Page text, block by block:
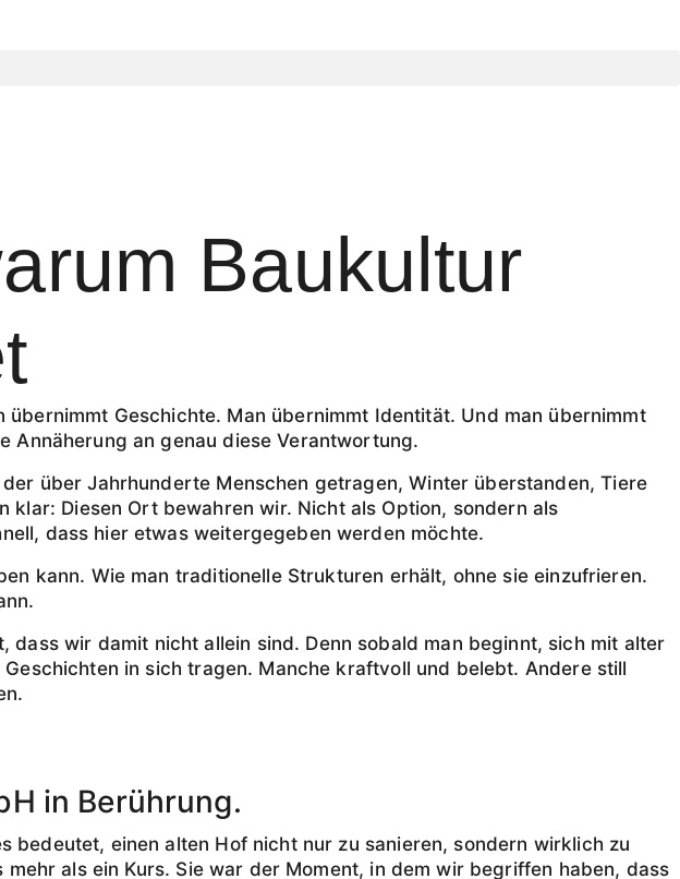
Baukultur
Geschichte. Man übernimmt Identität. Und man übernimmt
Annäherung an genau diese Verantwortung.
über Jahrhunderte Menschen getragen, Winter überstanden, Tiere
Diesen Ort bewahren wir. Nicht als Option, sondern als
dass hier etwas weitergegeben werden möchte.
kann. Wie man traditionelle Strukturen erhält, ohne sie einzufrieren.
wir damit nicht allein sind. Denn sobald man beginnt, sich mit alter
in sich tragen. Manche kraftvoll und belebt. Andere still
in Berührung.
einen alten Hof nicht nur zu sanieren, sondern wirklich zu
als ein Kurs. Sie war der Moment, in dem wir begriffen haben, dass